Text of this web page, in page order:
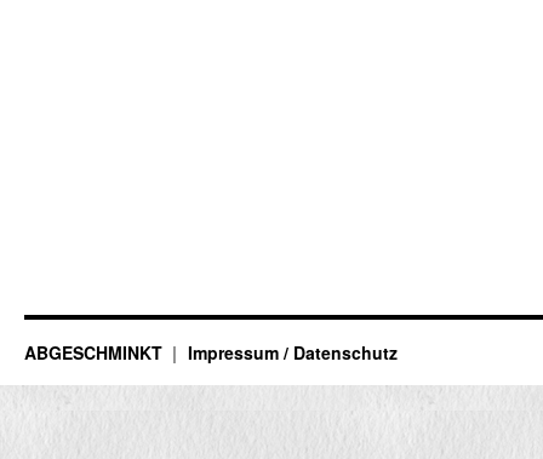
ABGESCHMINKT Impressum / Datenschutz